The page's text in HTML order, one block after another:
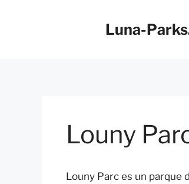
Luna-
Louny
Louny Parc es un parque